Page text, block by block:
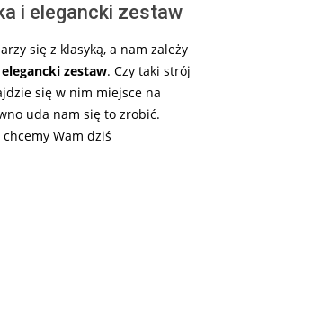
i elegancki zestaw
się z klasyką, a nam zależy
elegancki zestaw. Czy taki strój
się w nim miejsce na
uda nam się to zrobić.
Wam dziś